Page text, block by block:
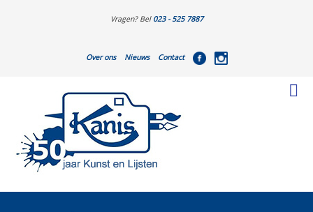
Vragen? Bel 023 - 525 7887
Over ons Nieuws Contact